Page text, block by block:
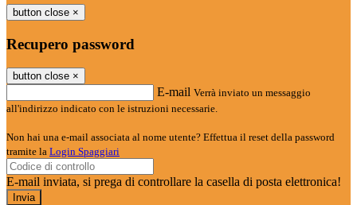
button close ×
Recupero password
button close ×
E-mail Verrà inviato un messaggio
all'indirizzo indicato con le istruzioni necessarie.
Non hai una e-mail associata al nome utente? Effettua il reset della password
tramite la Login Spaggiari
E-mail inviata, si prega di controllare la casella di posta elettronica!